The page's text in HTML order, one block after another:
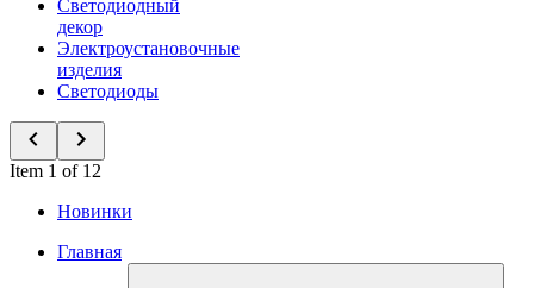
Светодиодный
декор
Электроустановочные
изделия
Светодиоды
Item 1 of 12
Новинки
Главная